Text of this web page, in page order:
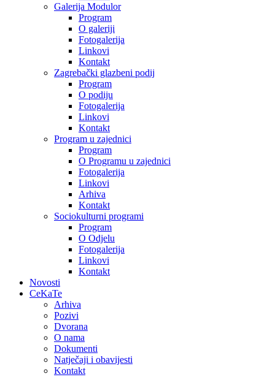
Galerija Modulor
Program
O galeriji
Fotogalerija
Linkovi
Kontakt
Zagrebački glazbeni podij
Program
O podiju
Fotogalerija
Linkovi
Kontakt
Program u zajednici
Program
O Programu u zajednici
Fotogalerija
Linkovi
Arhiva
Kontakt
Sociokulturni programi
Program
O Odjelu
Fotogalerija
Linkovi
Kontakt
Novosti
CeKaTe
Arhiva
Pozivi
Dvorana
O nama
Dokumenti
Natječaji i obavijesti
Kontakt